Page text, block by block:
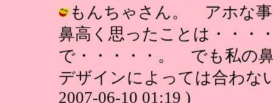
もんちゃさん。 アホな事
鼻高く思ったことは・・・
で・・・・・。 でも私の
デザインによっては合わな
2007-06-10 01:19 )